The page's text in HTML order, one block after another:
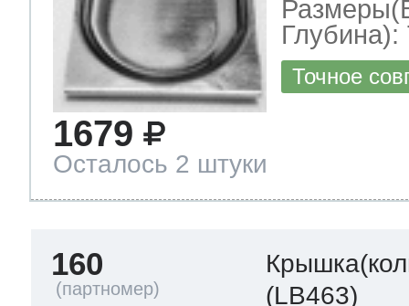
Глубина):
Точное
1679
Осталось 2 штуки
160
(LB463)